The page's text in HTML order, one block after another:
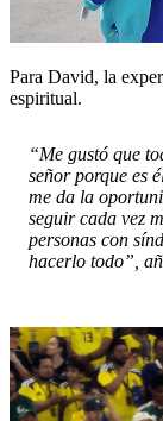
Para David, la
espiritual.
“Me gustó que
señor porque es
me da la
seguir cada vez
personas con
hacerlo todo”,